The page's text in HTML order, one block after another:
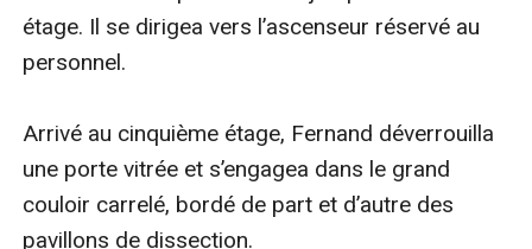
étage. Il se dirigea vers l’ascenseur réservé au
personnel.
Arrivé au cinquième étage, Fernand déverrouilla
une porte vitrée et s’engagea dans le grand
couloir carrelé, bordé de part et d’autre des
pavillons de dissection.